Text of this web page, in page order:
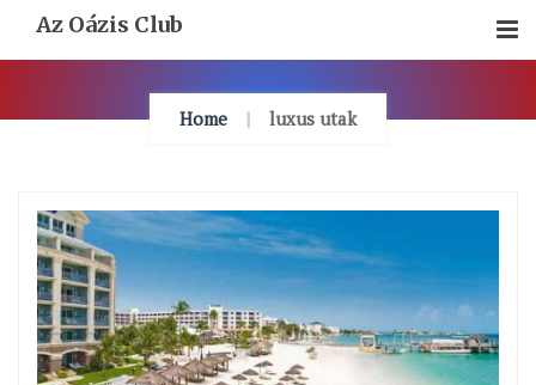
Content
Az Oázis Club
Home luxus utak